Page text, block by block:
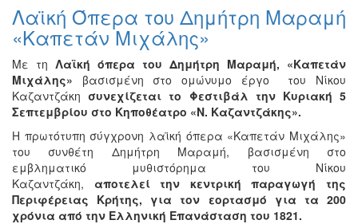
Λαϊκή Όπερα του Δημήτρη Μαραμή
«Καπετάν Μιχάλης»
Με τη Λαϊκή όπερα του Δημήτρη Μαραμή, «Καπετάν
Μιχάλης» βασισμένη στο ομώνυμο έργο του Νίκου
Καζαντζάκη συνεχίζεται το Φεστιβάλ την Κυριακή 5
Σεπτεμβρίου στο Κηποθέατρο «Ν. Καζαντζάκης».
Η πρωτότυπη σύγχρονη λαϊκή όπερα «Καπετάν Μιχάλης»
του συνθέτη Δημήτρη Μαραμή, βασισμένη στο
εμβληματικό μυθιστόρημα του Νίκου
Καζαντζάκη, αποτελεί την κεντρική παραγωγή της
Περιφέρειας Κρήτης, για τον εορτασμό για τα 200
χρόνια από την Ελληνική Επανάσταση του 1821.